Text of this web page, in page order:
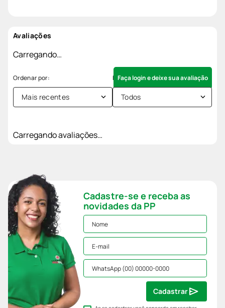
Avaliações
Carregando…
Faça login e deixe sua avaliação
Mais recentes Todos
Carregando avaliações…
Cadastre-se e receba as
novidades da PP
Cadastrar